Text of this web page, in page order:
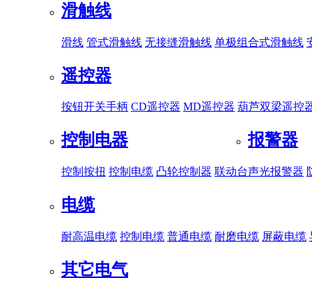
滑触线
滑线 管式滑触线 无接缝滑触线 单极组合式滑触线
遥控器
按钮开关手柄 CD遥控器 MD遥控器 葫芦双梁遥控
控制电器
控制按扭 控制电缆 凸轮控制器 联动台
报警器
声光报警器
电缆
耐高温电缆 控制电缆 普通电缆 耐磨电缆 屏蔽电缆
其它电气